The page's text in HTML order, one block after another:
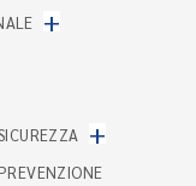
+
+